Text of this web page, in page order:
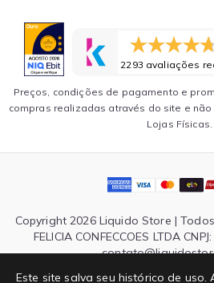
Este site salva seu histórico de uso.
2293 avaliações
Preços, condições de pagamento e
compras realizadas através do site e
Lojas Físicas.
Copyright 2026 Liquido Store |
FELICIA CONFECCOES LTDA